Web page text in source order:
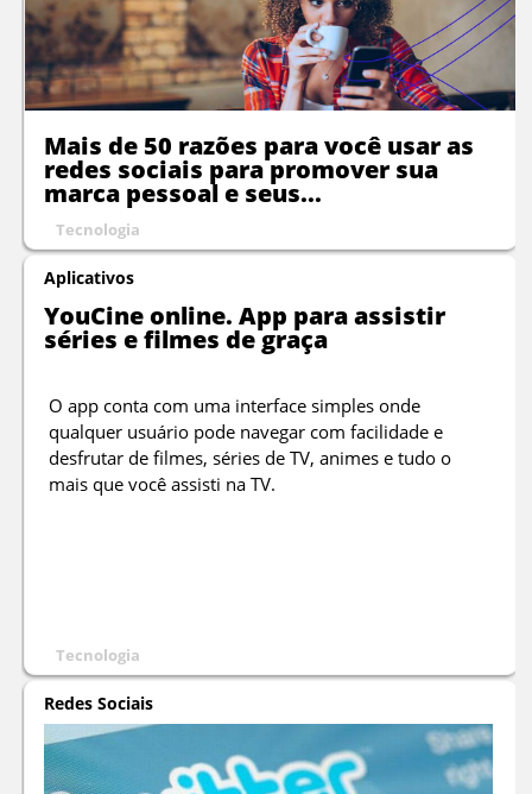
Mais de 50 razões para você usar as
redes sociais para promover sua
marca pessoal e seus...
Tecnologia
Aplicativos
YouCine online. App para assistir
séries e filmes de graça
O app conta com uma interface simples onde
qualquer usuário pode navegar com facilidade e
desfrutar de filmes, séries de TV, animes e tudo o
mais que você assisti na TV.
Tecnologia
Redes Sociais